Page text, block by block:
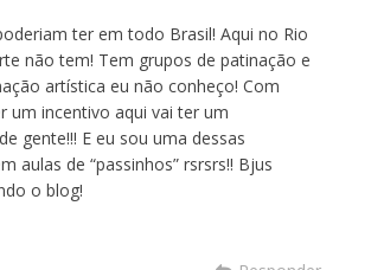
ter em todo Brasil! Aqui no Rio
não tem! Tem grupos de patinação e
artística eu não conheço! Com
um incentivo aqui vai ter um
gente!!! E eu sou uma dessas
aulas de “passinhos” rsrsrs!! Bjus
o blog!